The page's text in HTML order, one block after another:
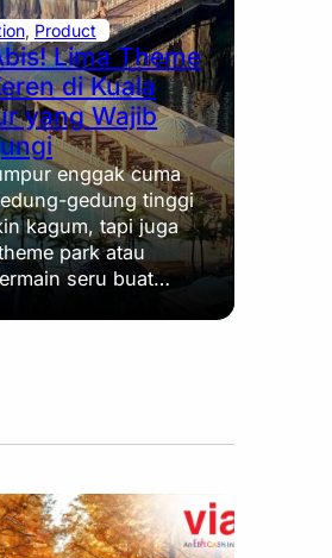
, Product
Lima Theme
di Kuala
yang Wajib
enggak cuma
gedung tinggi
kagum, tapi juga
park atau
seru buat…